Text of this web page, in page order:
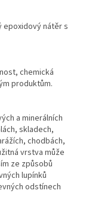
nátěr s
chemická
produktům.
a minerálních
skladech,
chodbách,
vrstva může
ze způsobů
lupínků
odstínech